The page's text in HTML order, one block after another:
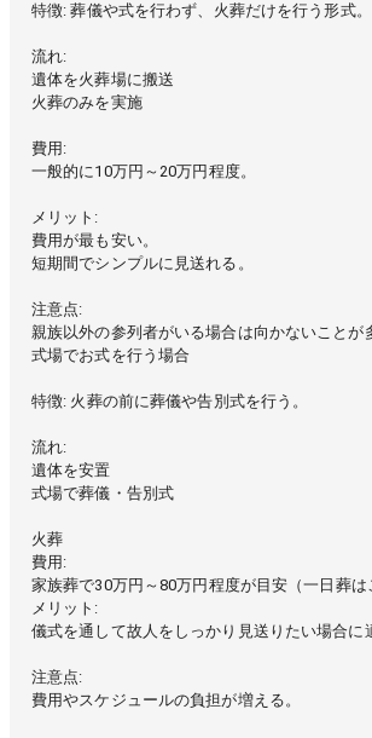
特徴: 葬儀や式を行わず、火葬だけを行う形式。
流れ:
遺体を火葬場に搬送
火葬のみを実施
費用:
一般的に10万円～20万円程度。
メリット:
費用が最も安い。
短期間でシンプルに見送れる。
注意点:
親族以外の参列者がいる場合は向かないことが
式場でお式を行う場合
特徴: 火葬の前に葬儀や告別式を行う。
流れ:
遺体を安置
式場で葬儀・告別式
火葬
費用:
家族葬で30万円～80万円程度が目安（一日葬は
メリット:
儀式を通して故人をしっかり見送りたい場合に
注意点:
費用やスケジュールの負担が増える。